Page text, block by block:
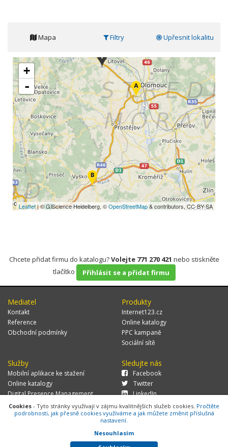
Mapa Filtry Upřesnit lokalitu
+
-
Leaflet| © GIScience Heidelberg, ©OpenStreetMap& contributors, CC-BY-SA
Chcete přidat firmu do katalogu?Volejte 771 270 421 nebo stiskněte
tlačítko
Přihlásit se a přidat firmu
Mediatel
Kontakt
Reference
Obchodní podmínky
Produkty
Internet123.cz
Online katalogy
PPC kampaně
Sociální sítě
Služby
Mobilní aplikace ke stažení
Online katalogy
Digital Presence Management
Více zákazníků
Sledujte nás
Facebook
Twitter
LinkedIn
© 2026 MEDIATEL CZ, s.r.o.,Za Potokem 46/4, 106 00 Praha 10, tel.:
+420 771 270 421, verze 1.29.0.143,
Cookies
Cookies - Tyto stránky využívají v zájmu kvalitnějších služeb cookies. Pročtěte
podrobnosti, jak přesně cookies využíváme a jak můžete změnit příslušná
nastavení.
Nesouhlasím